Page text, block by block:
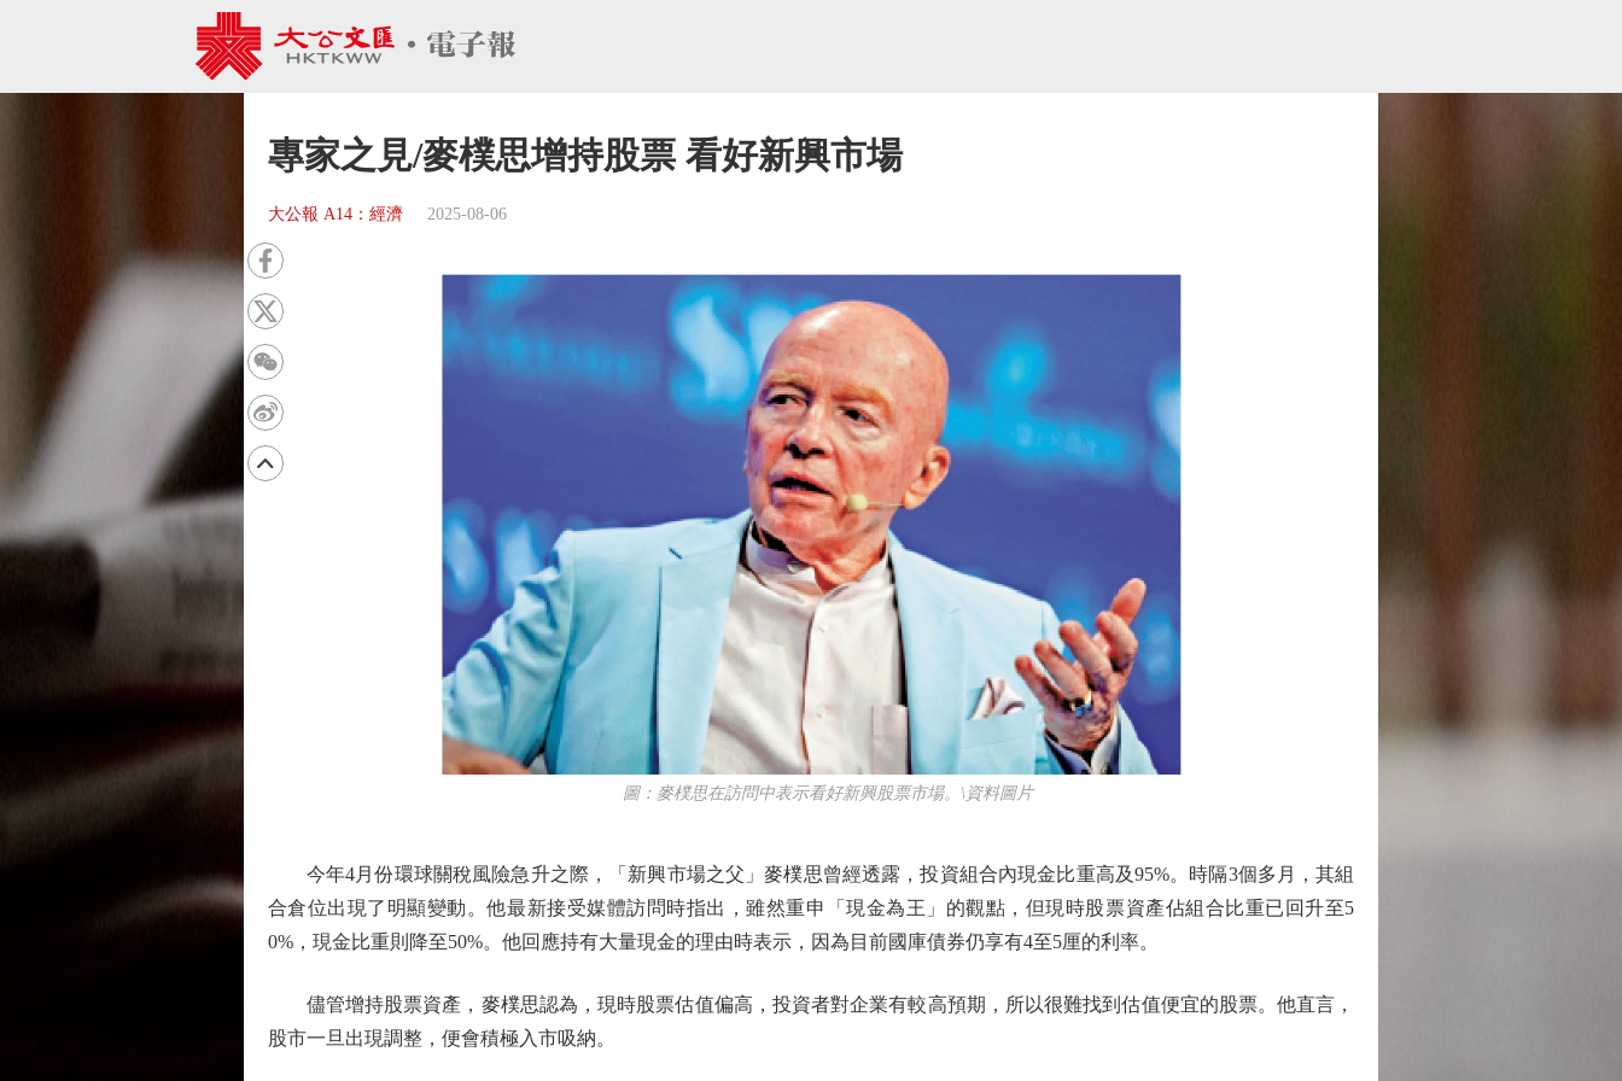
專家之見/麥樸思增持股票 看好新興市場
大公報 A14：經濟 2025-08-06
圖：麥樸思在訪問中表示看好新興股票市場。\資料圖片
今年4月份環球關稅風險急升之際，「新興市場之父」麥樸思曾經透露，投資組合內現金比重高及95%。時隔3個多月，其組
合倉位出現了明顯變動。他最新接受媒體訪問時指出，雖然重申「現金為王」的觀點，但現時股票資產佔組合比重已回升至5
0%，現金比重則降至50%。他回應持有大量現金的理由時表示，因為目前國庫債券仍享有4至5厘的利率。
儘管增持股票資產，麥樸思認為，現時股票估值偏高，投資者對企業有較高預期，所以很難找到估值便宜的股票。他直言，
股市一旦出現調整，便會積極入市吸納。